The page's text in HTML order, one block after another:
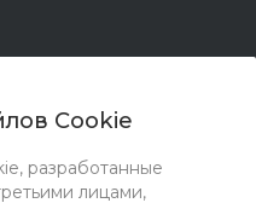
Cookie
разработанные
лицами,